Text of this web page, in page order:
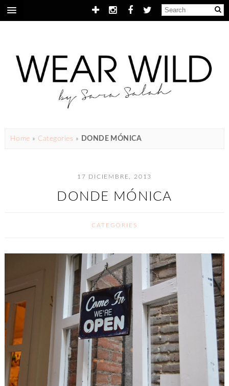
Home » Categories » DONDE MÓNICA
17 DICIEMBRE, 2013
DONDE MÓNICA
CATEGORIES